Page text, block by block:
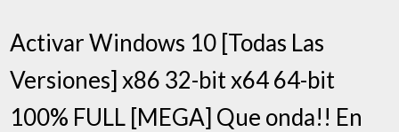
Activar Windows 10 [Todas Las
Versiones] x86 32-bit x64 64-bit
100% FULL [MEGA] Que onda!! En